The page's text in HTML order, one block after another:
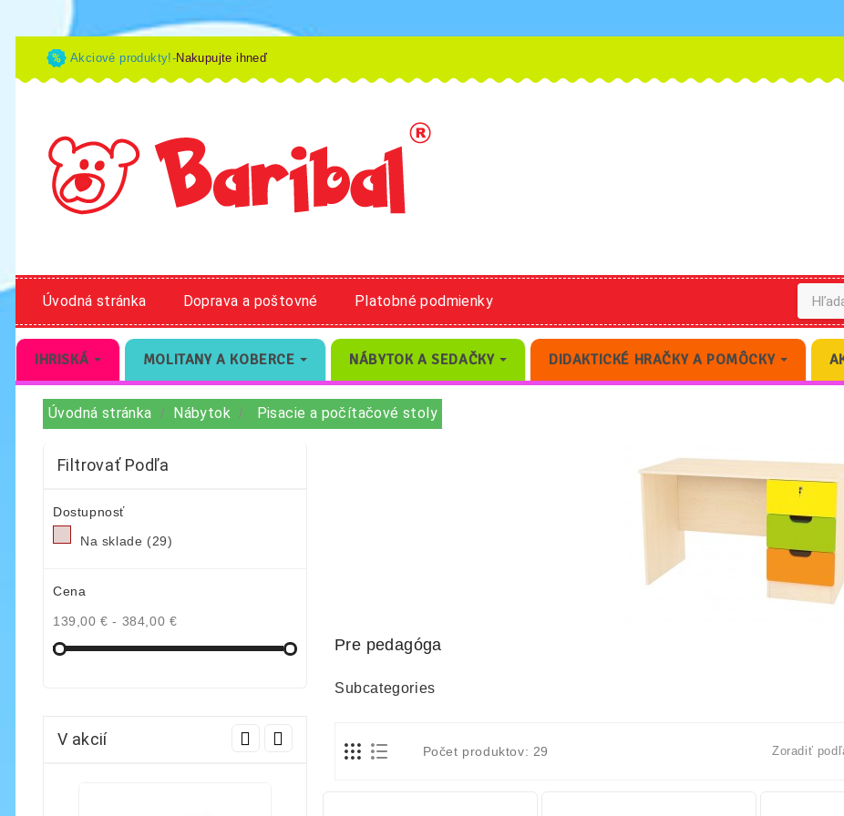
Akciové produkty!-Nakupujte ihneď
Úvodná stránka Doprava a poštovné Platobné podmienky
IHRISKÁ MOLITANY A KOBERCE NÁBYTOK A SEDAČKY DIDAKTICKÉ HRAČKY A POMÔCKY
Úvodná stránka Nábytok Pisacie a počítačové stoly
Filtrovať Podľa
Dostupnosť
Na sklade (29)
Cena
139,00 € - 384,00 €
V akcií
Pre pedagóga
Subcategories
Počet produktov: 29 Zoradiť